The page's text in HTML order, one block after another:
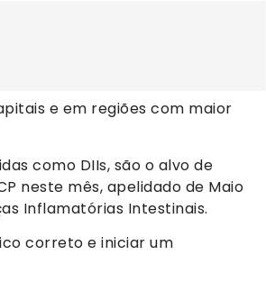
e em regiões com maior
como DIIs, são o alvo de
neste mês, apelidado de Maio
Inflamatórias Intestinais.
correto e iniciar um